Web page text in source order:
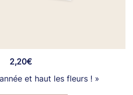
2,20€
et haut les fleurs ! »